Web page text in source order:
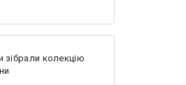
зібрали колекцію